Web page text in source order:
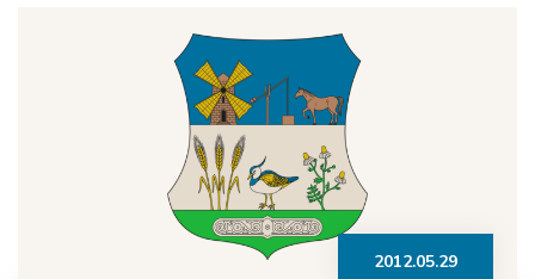
2012.05.29